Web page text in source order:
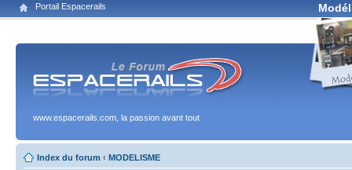
Portail Espacerails
www.espacerails.com, la passion avant tout
Index du forum ‹ MODELISME